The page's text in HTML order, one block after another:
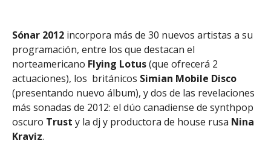
Sónar 2012incorpora más de 30 nuevos artistas a su
programación, entre los que destacan el
norteamericano Flying Lotus(que ofrecerá 2
actuaciones), los británicos Simian Mobile Disco
(presentando nuevo álbum), y dos de las revelaciones
más sonadas de 2012: el dúo canadiense de synthpop
oscuro Trust y la dj y productora de house rusa Nina
Kraviz.